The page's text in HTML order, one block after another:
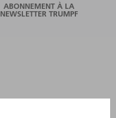
ABONNEMENT À LA
NEWSLETTER TRUMPF